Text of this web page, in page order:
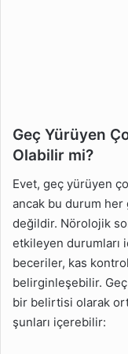
Geç Yürüyen
Olabilir mi?
Evet, geç yürüyen
ancak bu durum
değildir. Nörolojik
etkileyen durumları
beceriler, kas
belirginleşebilir.
bir belirtisi olarak
şunları içerebilir: